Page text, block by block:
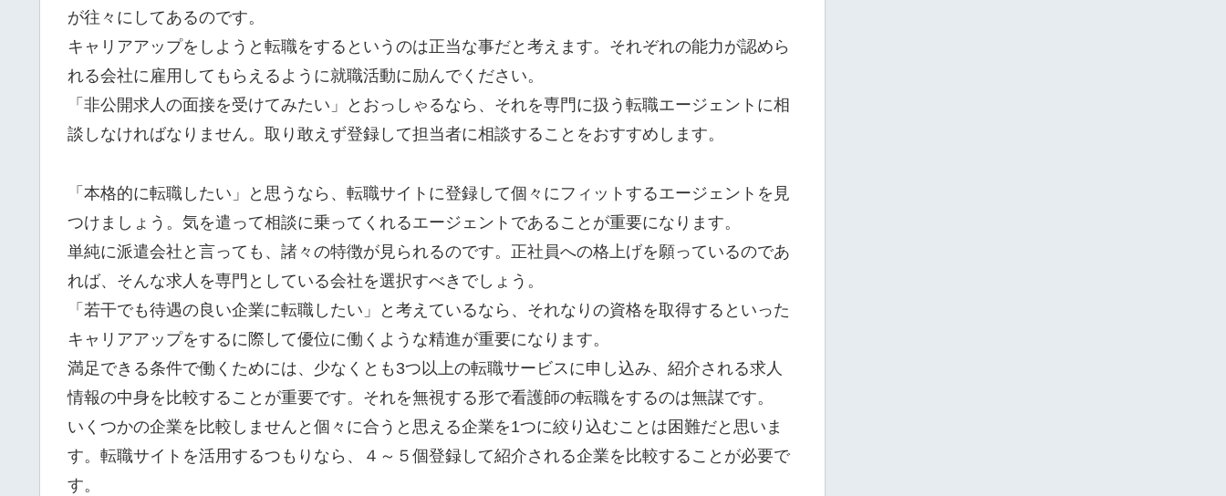
が往々にしてあるのです。
キャリアアップをしようと転職をするというのは正当な事だと考えます。それぞれの能力が認めら
れる会社に雇用してもらえるように就職活動に励んでください。
「非公開求人の面接を受けてみたい」とおっしゃるなら、それを専門に扱う転職エージェントに相
談しなければなりません。取り敢えず登録して担当者に相談することをおすすめします。
「本格的に転職したい」と思うなら、転職サイトに登録して個々にフィットするエージェントを見
つけましょう。気を遣って相談に乗ってくれるエージェントであることが重要になります。
単純に派遣会社と言っても、諸々の特徴が見られるのです。正社員への格上げを願っているのであ
れば、そんな求人を専門としている会社を選択すべきでしょう。
「若干でも待遇の良い企業に転職したい」と考えているなら、それなりの資格を取得するといった
キャリアアップをするに際して優位に働くような精進が重要になります。
満足できる条件で働くためには、少なくとも3つ以上の転職サービスに申し込み、紹介される求人
情報の中身を比較することが重要です。それを無視する形で看護師の転職をするのは無謀です。
いくつかの企業を比較しませんと個々に合うと思える企業を1つに絞り込むことは困難だと思いま
す。転職サイトを活用するつもりなら、４～５個登録して紹介される企業を比較することが必要で
す。